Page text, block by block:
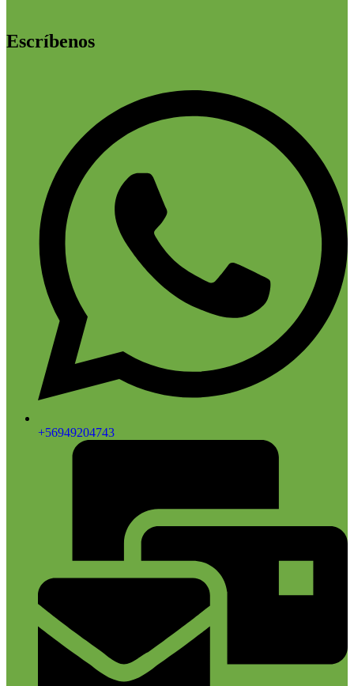
Escríbenos
+56949204743